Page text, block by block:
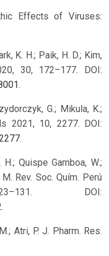
Effects of Viruses:
K. H.; Paik, H. D.; Kim,
30, 172–177. DOI:
.
G.; Mikula, K.;
2021, 10, 2277. DOI:
.
Quispe Gamboa, W.;
Rev. Soc. Quím. Perú
DOI:
.
Atri, P. J. Pharm. Res.